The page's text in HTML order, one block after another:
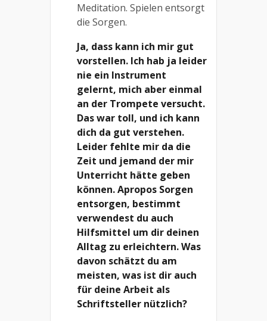
Meditation. Spielen entsorgt
die Sorgen.
Ja, dass kann ich mir gut
vorstellen. Ich hab ja leider
nie ein Instrument
gelernt, mich aber einmal
an der Trompete versucht.
Das war toll, und ich kann
dich da gut verstehen.
Leider fehlte mir da die
Zeit und jemand der mir
Unterricht hätte geben
können. Apropos Sorgen
entsorgen, bestimmt
verwendest du auch
Hilfsmittel um dir deinen
Alltag zu erleichtern. Was
davon schätzt du am
meisten, was ist dir auch
für deine Arbeit als
Schriftsteller nützlich?